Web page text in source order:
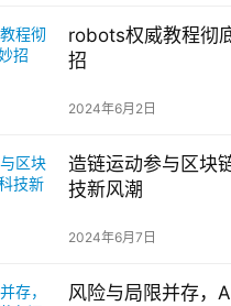
robots权威教程彻
招
2024年6月2日
造链运动参与区块
技新风潮
2024年6月7日
风险与局限并存，